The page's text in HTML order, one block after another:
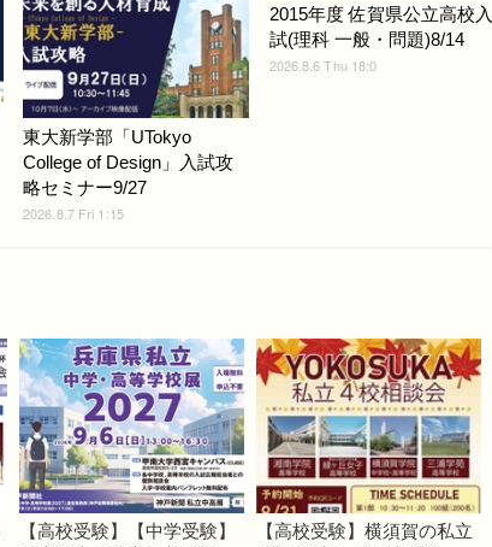
東大新学部「UTokyo
College of Design」入試攻
略セミナー9/27
2026.8.7 Fri 1:15
2015年度 佐賀県公立高校入
試(理科 一般・問題)8/14
2026.8.6 Thu 18:0
【高校受験】【中学受験】
【高校受験】横須賀の私立